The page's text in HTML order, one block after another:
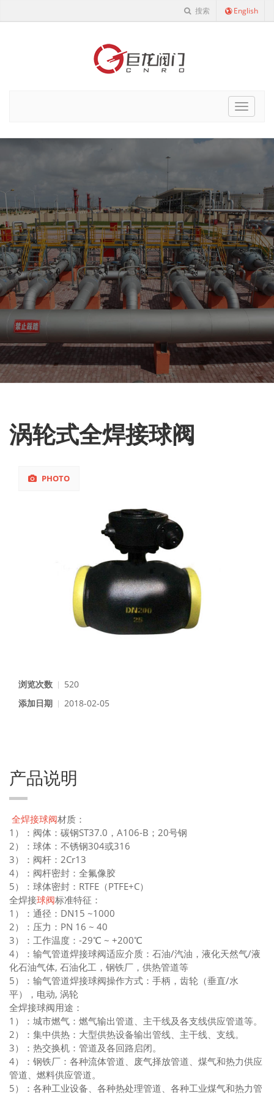
搜索 English
Cnro
涡轮式全焊接球阀
PHOTO
浏览次数
520
添加日期
2018-02-05
产品说明
全焊接球阀材质：
1）：阀体：碳钢ST37.0，A106-B；20号钢
2）：球体：不锈钢304或316
3）：阀杆：2Cr13
4）：阀杆密封：全氟像胶
5）：球体密封：RTFE（PTFE+C）
全焊接球阀标准特征：
1）：通径：DN15 ~1000
2）：压力：PN 16 ~ 40
3）：工作温度：-29℃ ~ +200℃
4）：输气管道焊接球阀适应介质：石油/汽油，液化天然气/液
化石油气体, 石油化工，钢铁厂，供热管道等
5）：输气管道焊接球阀操作方式：手柄，齿轮（垂直/水
平），电动, 涡轮
全焊接球阀用途：
1）：城市燃气：燃气输出管道、主干线及各支线供应管道等。
2）：集中供热：大型供热设备输出管线、主干线、支线。
3）：热交换机：管道及各回路启闭。
4）：钢铁厂：各种流体管道、废气择放管道、煤气和热力供应
管道、燃料供应管道。
5）：各种工业设备、各种热处理管道、各种工业煤气和热力管